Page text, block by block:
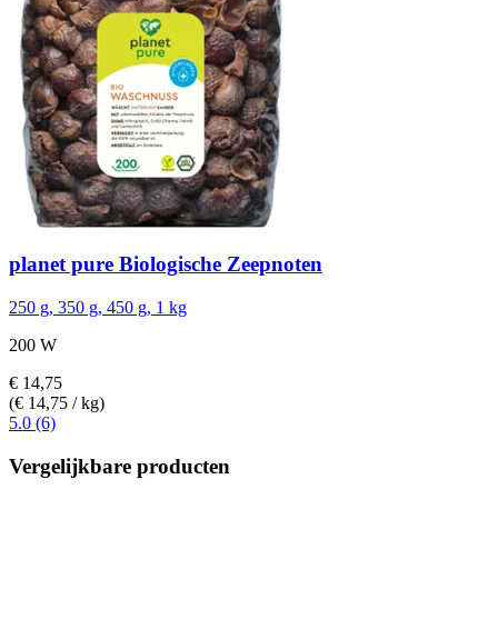
planet pure Biologische Zeepnoten
250 g, 350 g, 450 g, 1 kg
200 W
€ 14,75
(€ 14,75 / kg)
5.0 (6)
Vergelijkbare producten